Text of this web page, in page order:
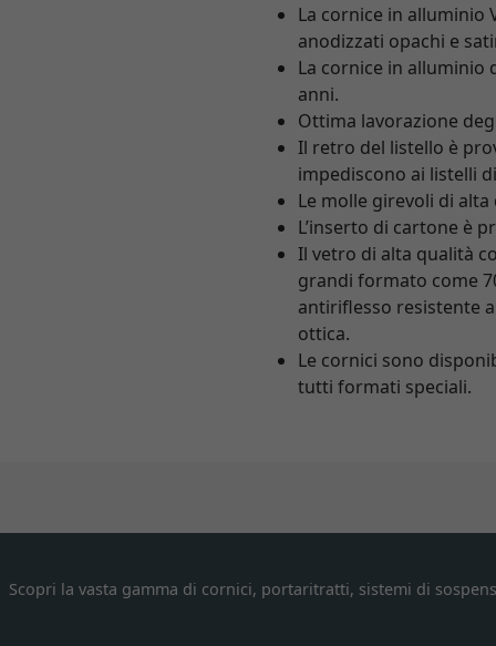
La cornice in alluminio
anodizzati opachi e
La cornice in alluminio
anni.
Ottima lavorazione
Il retro del listello è
impediscono ai listelli
Le molle girevoli di
L’inserto di cartone è
Il vetro di alta qualità
grandi formato come
antiriflesso resistente
ottica.
Le cornici sono
tutti formati speciali.
Scopri la vasta gamma di cornici, portaritratti, sistemi di